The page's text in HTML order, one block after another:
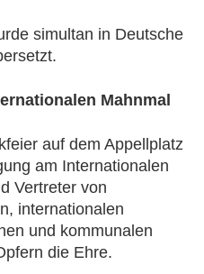
simultan in Deutsche
Mahnmal
auf dem Appellplatz
am Internationalen
Vertreter von
internationalen
und kommunalen
die Ehre.